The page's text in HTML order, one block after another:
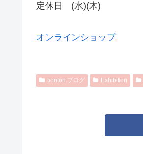
定休日 (水)(木)
オンラインショップ
bonton.ブログ Exhibition